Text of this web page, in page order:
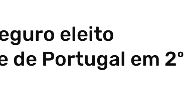
eleito
de Portugal em 2º